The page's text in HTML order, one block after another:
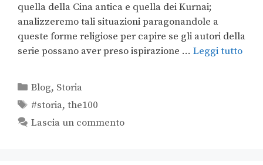
quella della Cina antica e quella dei Kurnai;
analizzeremo tali situazioni paragonandole a
queste forme religiose per capire se gli autori della
serie possano aver preso ispirazione … Leggi tutto
Blog, Storia
#storia,the100
Lascia un commento